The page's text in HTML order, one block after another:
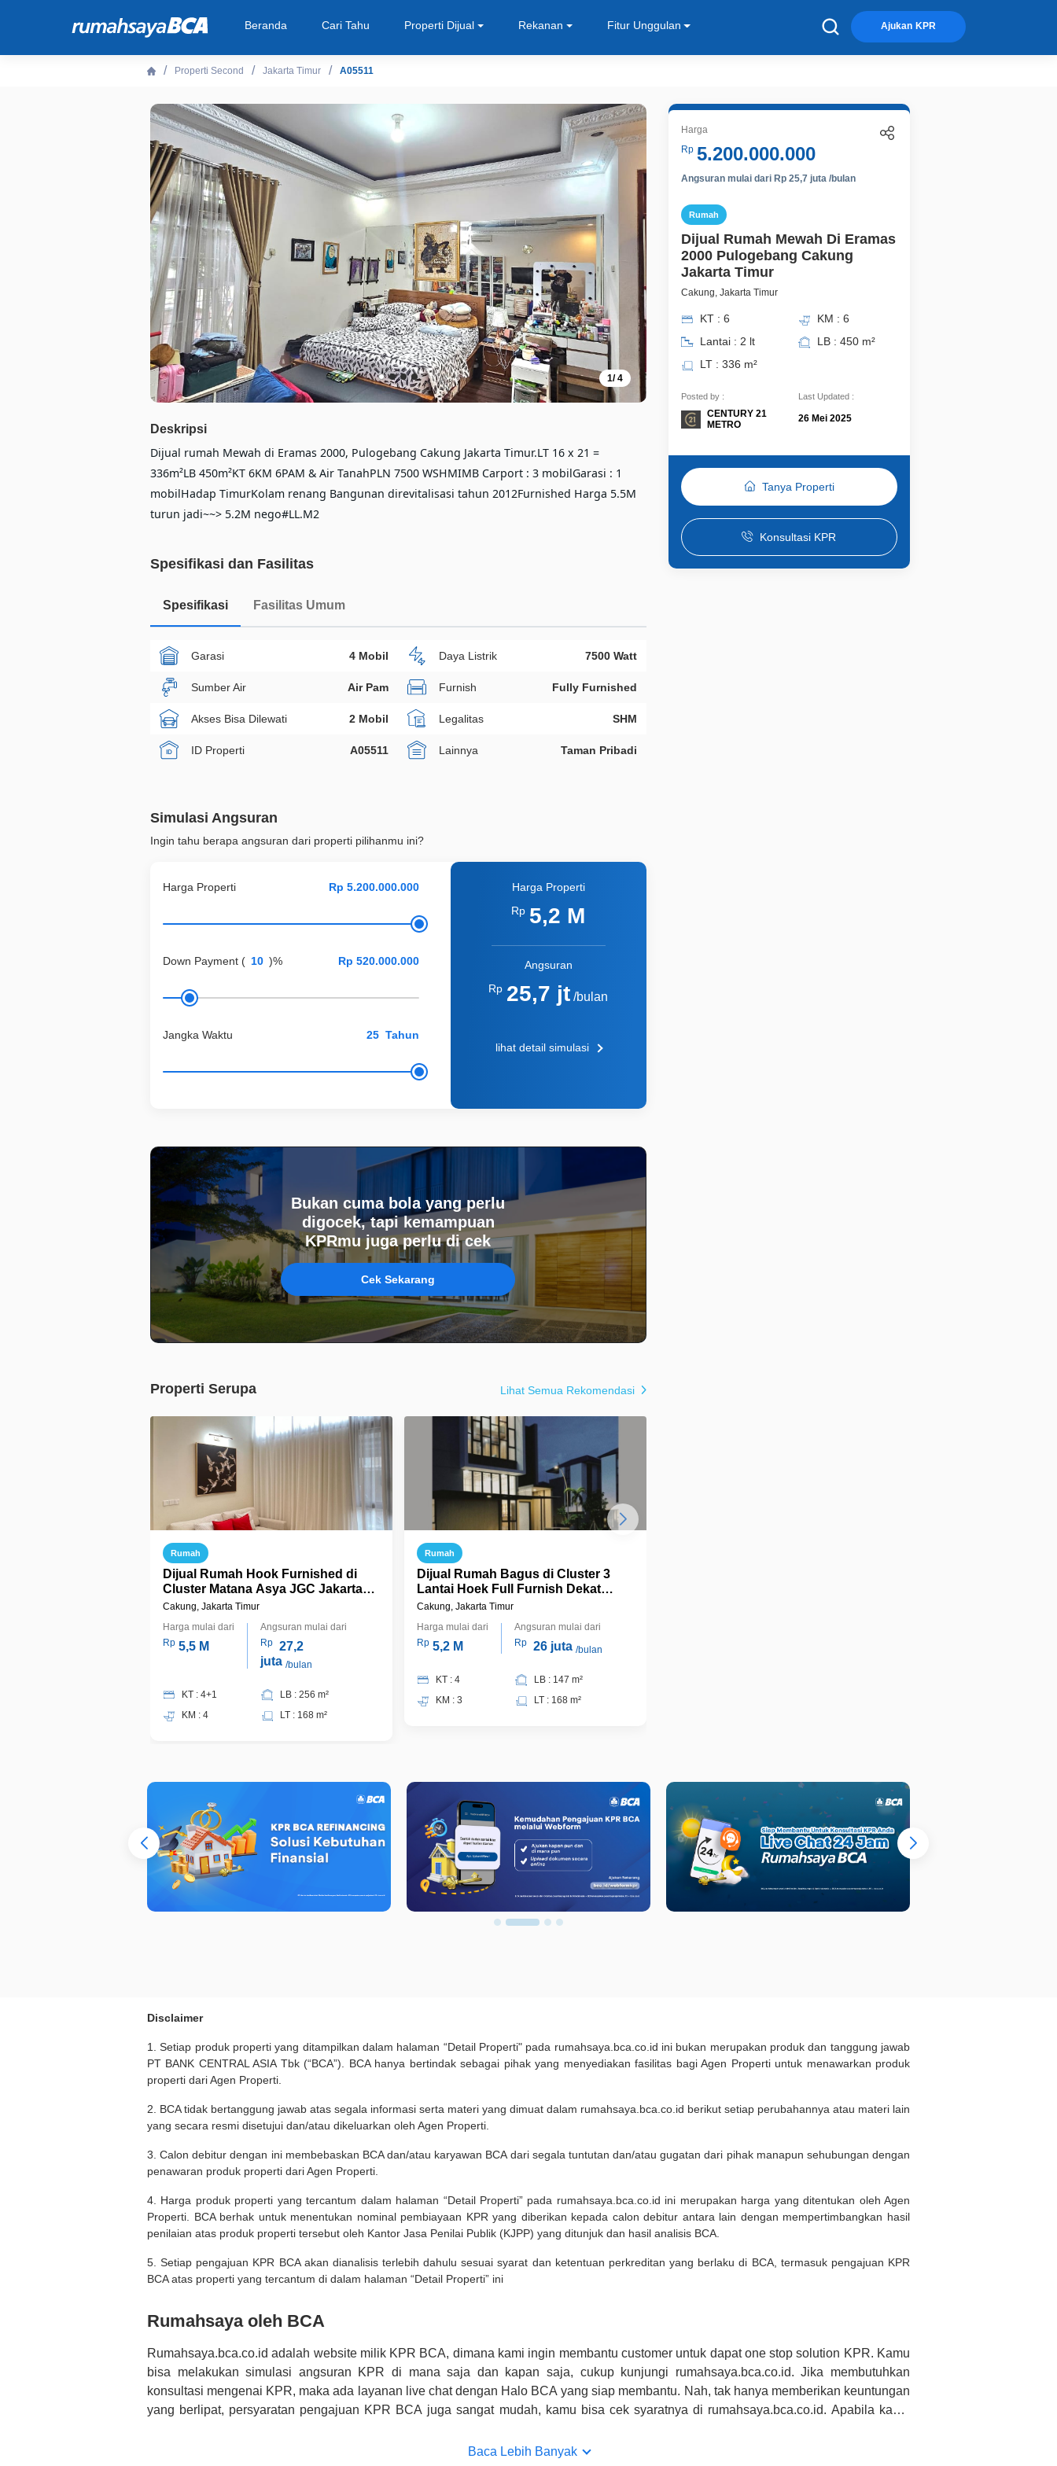
Beranda Cari Tahu Properti Dijual Rekanan Fitur Unggulan Ajukan KPR
Properti Second Jakarta Timur A05511
1/4
Deskripsi
Dijual rumah Mewah di Eramas 2000, Pulogebang Cakung Jakarta Timur.LT 16 x 21 =
336m²LB 450m²KT 6KM 6PAM & Air TanahPLN 7500 WSHMIMB Carport : 3 mobilGarasi : 1
mobilHadap TimurKolam renang Bangunan direvitalisasi tahun 2012Furnished Harga 5.5M
turun jadi~~> 5.2M nego#LL.M2
Spesifikasi dan Fasilitas
Spesifikasi Fasilitas Umum
Garasi 4 Mobil Daya Listrik 7500 Watt
Sumber Air Air Pam Furnish Fully Furnished
Akses Bisa Dilewati 2 Mobil Legalitas SHM
ID Properti A05511 Lainnya Taman Pribadi
Simulasi Angsuran
Ingin tahu berapa angsuran dari properti pilihanmu ini?
Harga Properti
Down Payment ( )%
Jangka Waktu Tahun
Harga Properti
Rp 5,2 M
Angsuran
Rp 25,7 jt /bulan
lihat detail simulasi
Bukan cuma bola yang perlu
digocek, tapi kemampuan
KPRmu juga perlu di cek
Cek Sekarang
Properti Serupa Lihat Semua Rekomendasi
Rumah
Dijual Rumah Hook Furnished di
Cluster Matana Asya JGC Jakarta
Timur
Cakung, Jakarta Timur
Harga mulai dari
Rp 5,5 M
Angsuran mulai dari
Rp 27,2
juta /bulan
KT : 4+1
KM : 4
LB : 256 m²
LT : 168 m²
Rumah
Dijual Rumah Bagus di Cluster 3
Lantai Hoek Full Furnish Dekat
Gerbang Tol di Asya Jakarta Garden
Cakung, Jakarta Timur
Harga mulai dari
Rp 5,2 M
Angsuran mulai dari
Rp 26 juta /bulan
KT : 4
KM : 3
LB : 147 m²
LT : 168 m²
Harga
Rp 5.200.000.000
Angsuran mulai dari Rp 25,7 juta /bulan
Rumah
Dijual Rumah Mewah Di Eramas
2000 Pulogebang Cakung
Jakarta Timur
Cakung, Jakarta Timur
KT : 6
KM : 6
Lantai : 2 lt
LB : 450 m²
LT : 336 m²
Posted by :
CENTURY 21
METRO
Last Updated :
26 Mei 2025
Tanya Properti
Konsultasi KPR
Disclaimer
1. Setiap produk properti yang ditampilkan dalam halaman “Detail Properti" pada rumahsaya.bca.co.id ini bukan merupakan produk dan tanggung jawab
PT BANK CENTRAL ASIA Tbk (“BCA”). BCA hanya bertindak sebagai pihak yang menyediakan fasilitas bagi Agen Properti untuk menawarkan produk
properti dari Agen Properti.
2. BCA tidak bertanggung jawab atas segala informasi serta materi yang dimuat dalam rumahsaya.bca.co.id berikut setiap perubahannya atau materi lain
yang secara resmi disetujui dan/atau dikeluarkan oleh Agen Properti.
3. Calon debitur dengan ini membebaskan BCA dan/atau karyawan BCA dari segala tuntutan dan/atau gugatan dari pihak manapun sehubungan dengan
penawaran produk properti dari Agen Properti.
4. Harga produk properti yang tercantum dalam halaman “Detail Properti” pada rumahsaya.bca.co.id ini merupakan harga yang ditentukan oleh Agen
Properti. BCA berhak untuk menentukan nominal pembiayaan KPR yang diberikan kepada calon debitur antara lain dengan mempertimbangkan hasil
penilaian atas produk properti tersebut oleh Kantor Jasa Penilai Publik (KJPP) yang ditunjuk dan hasil analisis BCA.
5. Setiap pengajuan KPR BCA akan dianalisis terlebih dahulu sesuai syarat dan ketentuan perkreditan yang berlaku di BCA, termasuk pengajuan KPR
BCA atas properti yang tercantum di dalam halaman “Detail Properti” ini
Rumahsaya oleh BCA
Rumahsaya.bca.co.id adalah website milik KPR BCA, dimana kami ingin membantu customer untuk dapat one stop solution KPR. Kamu
bisa melakukan simulasi angsuran KPR di mana saja dan kapan saja, cukup kunjungi rumahsaya.bca.co.id. Jika membutuhkan
konsultasi mengenai KPR, maka ada layanan live chat dengan Halo BCA yang siap membantu. Nah, tak hanya memberikan keuntungan
yang berlipat, persyaratan pengajuan KPR BCA juga sangat mudah, kamu bisa cek syaratnya di rumahsaya.bca.co.id. Apabila kamu
informasi yang rekanan berikan selain yang bisa di verifikasi oleh BCA.
Baca Lebih Banyak